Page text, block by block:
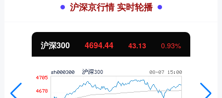
沪深京行情 实时轮播
北证50 1134.24 11.37 1.01%